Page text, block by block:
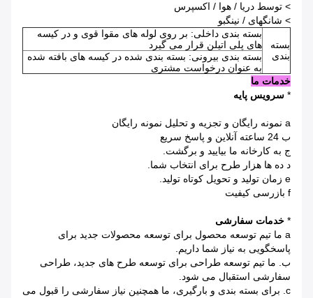
> توسط دریا / هوا / اکسپرس
> شانگهای / نینگبو
بسته
بندی
بسته بندی داخلی: بر روی لوله های مقوا قوی و در کیسه
های پلی اتیلن قرار می گیرد
بسته بندی بیرونی: بسته بندی شده در کیسه های بافته شده
به عنوان درخواست مشتری
خدمات ما
* سرویس پایه
a نمونه رایگان و تجزیه و تحلیل نمونه رایگان
ب 24 ساعته آنلاین و پاسخ سریع
ج به کارخانه ما بیایید و برگشت.
د ده ها هزار طرح برای انتخاب شما.
e زمان تولید و تحویل کوتاه تولید.
f بازرسی کیفیت
* خدمات سفارشی
a ما تیم توسعه محصول برای توسعه محصولات جدید برای
پاسخگویی به نیاز شما داریم.
ب. ما تیم توسعه طراحی برای توسعه طرح های جدید، طراحی
سفارشی استقبال می شود.
c. برای بسته بندی و بارگیری، ما همچنین نیاز سفارشی را قبول می